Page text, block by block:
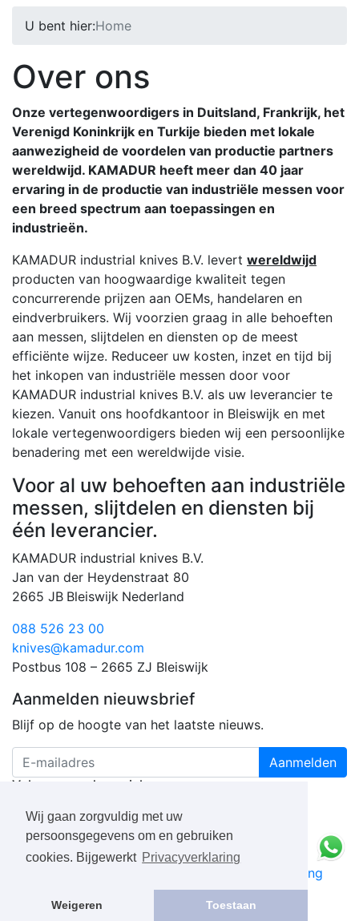
Wij gaan zorgvuldig met uw
persoonsgegevens om en gebruiken
cookies. Bijgewerkt Privacyverklaring
Weigeren Toestaan
U bent hier:Home
Over ons
Onze vertegenwoordigers in Duitsland, Frankrijk, het
Verenigd Koninkrijk en Turkije bieden met lokale
aanwezigheid de voordelen van productie partners
wereldwijd. KAMADUR heeft meer dan 40 jaar
ervaring in de productie van industriële messen voor
een breed spectrum aan toepassingen en
industrieën.
KAMADUR industrial knives B.V. levert wereldwijd
producten van hoogwaardige kwaliteit tegen
concurrerende prijzen aan OEMs, handelaren en
eindverbruikers. Wij voorzien graag in alle behoeften
aan messen, slijtdelen en diensten op de meest
efficiënte wijze. Reduceer uw kosten, inzet en tijd bij
het inkopen van industriële messen door voor
KAMADUR industrial knives B.V. als uw leverancier te
kiezen. Vanuit ons hoofdkantoor in Bleiswijk en met
lokale vertegenwoordigers bieden wij een persoonlijke
benadering met een wereldwijde visie.
Voor al uw behoeften aan industriële
messen, slijtdelen en diensten bij
één leverancier.
KAMADUR industrial knives B.V.
Jan van der Heydenstraat 80
2665 JB Bleiswijk Nederland
088 526 23 00
knives@kamadur.com
Postbus 108 – 2665 ZJ Bleiswijk
Aanmelden nieuwsbrief
Blijf op de hoogte van het laatste nieuws.
Aanmelden
Volg ons op de socials
Privacyverklaring
Boek een gratis consultatiegesprek